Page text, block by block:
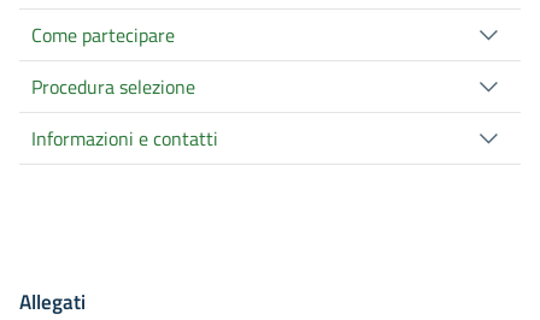
Come partecipare
Procedura selezione
Informazioni e contatti
Allegati